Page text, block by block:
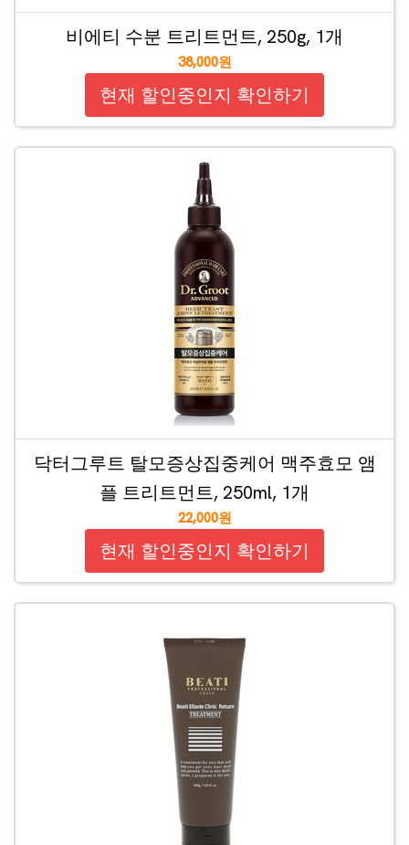
비에티 수분 트리트먼트, 250g, 1개
38,000원
현재 할인중인지 확인하기
닥터그루트 탈모증상집중케어 맥주효모 앰
플 트리트먼트, 250ml, 1개
22,000원
현재 할인중인지 확인하기